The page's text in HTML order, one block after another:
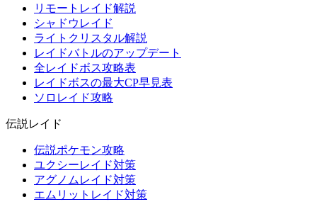
リモートレイド解説
シャドウレイド
ライトクリスタル解説
レイドバトルのアップデート
全レイドボス攻略表
レイドボスの最大CP早見表
ソロレイド攻略
伝説レイド
伝説ポケモン攻略
ユクシーレイド対策
アグノムレイド対策
エムリットレイド対策